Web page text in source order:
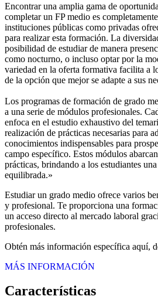
Encontrar una amplia gama de
completar un FP medio es
instituciones públicas como privadas
para realizar esta formación. La
posibilidad de estudiar de manera
como nocturno, o incluso optar por la
variedad en la oferta formativa facilita a
de la opción que mejor se adapte a sus
Los programas de formación de grado
a una serie de módulos profesionales.
enfoca en el estudio exhaustivo del
realización de prácticas necesarias para
conocimientos indispensables para
campo específico. Estos módulos
prácticas, brindando a los estudiantes
equilibrada.»
Estudiar un grado medio ofrece varios
y profesional. Te proporciona una
un acceso directo al mercado laboral
profesionales.
Obtén más información específica aquí,
MÁS INFORMACIÓN
Características